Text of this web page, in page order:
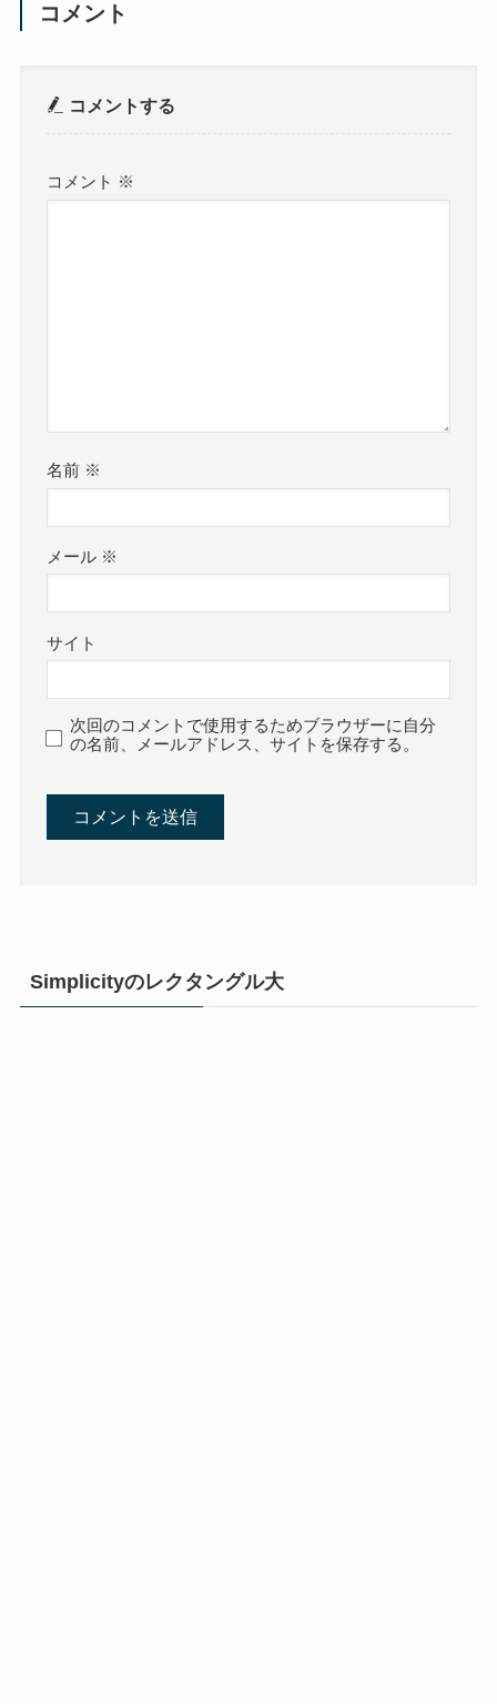
コメント
コメントする
コメント ※
名前 ※
メール ※
サイト
次回のコメントで使用するためブラウザーに自分
の名前、メールアドレス、サイトを保存する。
Simplicityのレクタングル大